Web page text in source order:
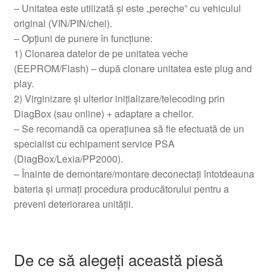
– Unitatea este utilizată și este „pereche” cu vehiculul
original (VIN/PIN/chei).
– Opțiuni de punere în funcțiune:
1) Clonarea datelor de pe unitatea veche
(EEPROM/Flash) – după clonare unitatea este plug and
play.
2) Virginizare și ulterior inițializare/telecoding prin
DiagBox (sau online) + adaptare a cheilor.
– Se recomandă ca operațiunea să fie efectuată de un
specialist cu echipament service PSA
(DiagBox/Lexia/PP2000).
– Înainte de demontare/montare deconectați întotdeauna
bateria și urmați procedura producătorului pentru a
preveni deteriorarea unității.
De ce să alegeți această piesă